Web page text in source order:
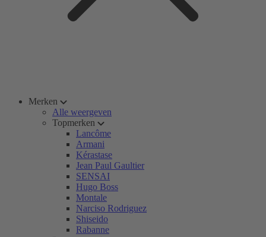
Merken
Alle weergeven
Topmerken
Lancôme
Armani
Kérastase
Jean Paul Gaultier
SENSAI
Hugo Boss
Montale
Narciso Rodriguez
Shiseido
Rabanne